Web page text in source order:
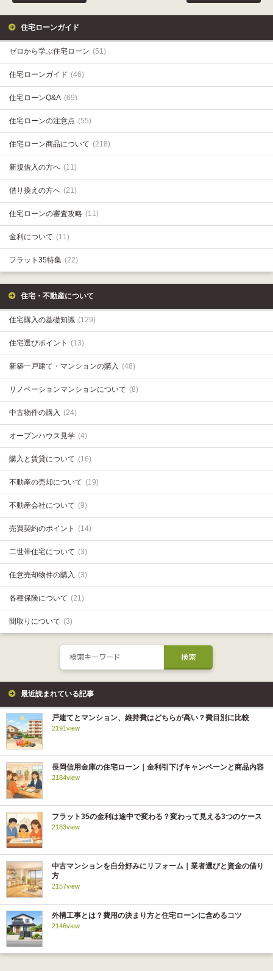
住宅ローンガイド
ゼロから学ぶ住宅ローン (51)
住宅ローンガイド (46)
住宅ローンQ&A (69)
住宅ローンの注意点 (55)
住宅ローン商品について (218)
新規借入の方へ (11)
借り換えの方へ (21)
住宅ローンの審査攻略 (11)
金利について (11)
フラット35特集 (22)
住宅・不動産について
住宅購入の基礎知識 (129)
住宅選びポイント (13)
新築一戸建て・マンションの購入 (48)
リノベーションマンションについて (8)
中古物件の購入 (24)
オープンハウス見学 (4)
購入と賃貸について (16)
不動産の売却について (19)
不動産会社について (9)
売買契約のポイント (14)
二世帯住宅について (3)
任意売却物件の購入 (3)
各種保険について (21)
間取りについて (3)
最近読まれている記事
戸建てとマンション、維持費はどちらが高い？費目別に比較
2191view
長岡信用金庫の住宅ローン｜金利引下げキャンペーンと商品内容
2184view
フラット35の金利は途中で変わる？変わって見える3つのケース
2183view
中古マンションを自分好みにリフォーム｜業者選びと資金の借り
方
2157view
外構工事とは？費用の決まり方と住宅ローンに含めるコツ
2146view